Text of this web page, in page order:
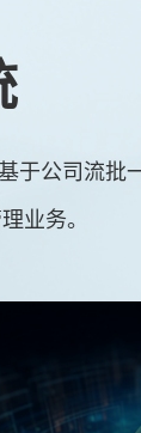
公司流批
业务。